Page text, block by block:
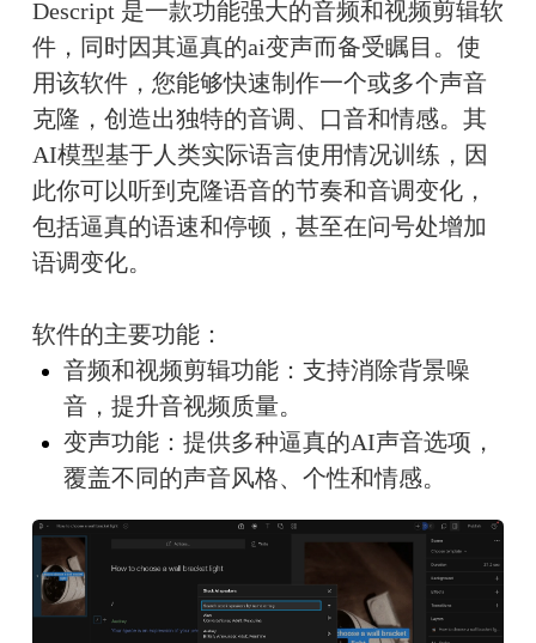
Descript 是一款功能强大的音频和视频剪辑软
件，同时因其逼真的ai变声而备受瞩目。使
用该软件，您能够快速制作一个或多个声音
克隆，创造出独特的音调、口音和情感。其
AI模型基于人类实际语言使用情况训练，因
此你可以听到克隆语音的节奏和音调变化，
包括逼真的语速和停顿，甚至在问号处增加
语调变化。
软件的主要功能：
音频和视频剪辑功能：支持消除背景噪
音，提升音视频质量。
变声功能：提供多种逼真的AI声音选项，
覆盖不同的声音风格、个性和情感。